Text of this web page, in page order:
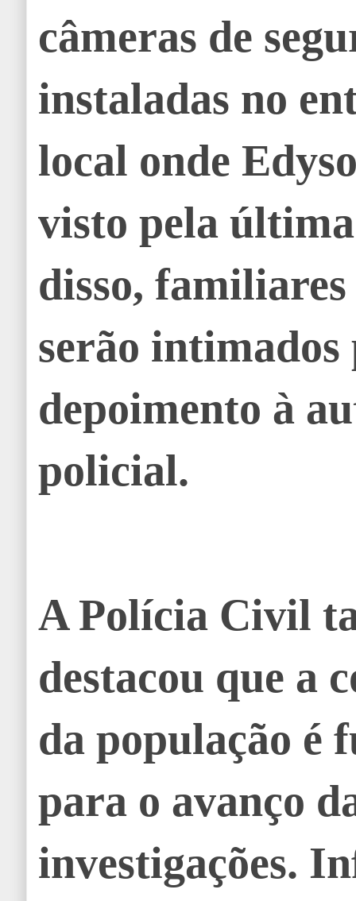
câmeras de
instaladas no
local onde
visto pela
disso,
serão
depoimento à
policial.
A Polícia Civil
destacou que a
da população é
para o avanço
investigações.